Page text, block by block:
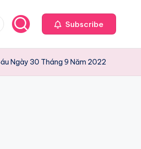
Subscribe
Ngày 30 Tháng 9 Năm 2022